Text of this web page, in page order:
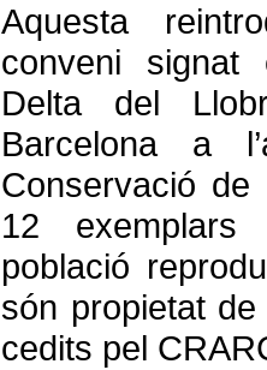
Aquesta
conveni
Delta del
Barcelona a
Conservació
12 exemplars
població
són propietat
cedits pel